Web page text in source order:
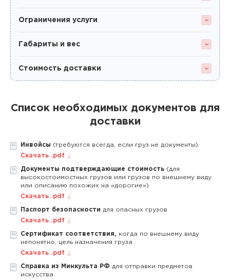
Ограничения услуги
Габариты и вес
Стоимость доставки
Список необходимых документов для
доставки
Инвойсы (требуются всегда, если груз не документы)
Скачать .pdf
Документы подтверждающие стоимость (для
высокостоимостных грузов или грузов по внешнему виду
или описанию похожих на «дорогие»)
Скачать .pdf
Паспорт безопасности для опасных грузов
Скачать .pdf
Сертификат соответствия, когда по внешнему виду
непонятно, цель назначения груза
Скачать .pdf
Справка из Минкульта РФ для отправки предметов
искусства